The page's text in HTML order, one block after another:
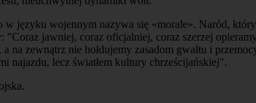
w języku wojennym nazywa się «morale». Naród,
jawniej, coraz oficjalniej, coraz szerzej
zewnątrz nie hołdujemy zasadom gwałtu i
najazdu, lecz światłem kultury chrześcijańskiej".